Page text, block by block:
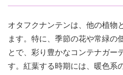
オタフクナンテンは、他の植物
ます。特に、季節の花や常緑の
とで、彩り豊かなコンテナガー
す。紅葉する時期には、暖色系